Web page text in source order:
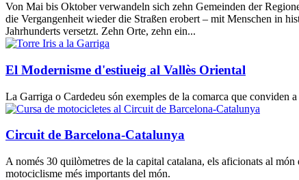
Von Mai bis Oktober verwandeln sich zehn Gemeinden der
die Vergangenheit wieder die Straßen erobert – mit Menschen in
Jahrhunderts versetzt. Zehn Orte, zehn ein...
El Modernisme d'estiueig al Vallès Oriental
La Garriga o Cardedeu són exemples de la comarca que conviden
Circuit de Barcelona-Catalunya
A només 30 quilòmetres de la capital catalana, els aficionats al
motociclisme més importants del món.